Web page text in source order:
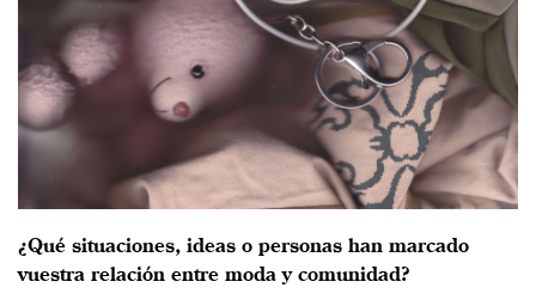
¿Qué situaciones, ideas o personas han marcado
vuestra relación entre moda y comunidad?